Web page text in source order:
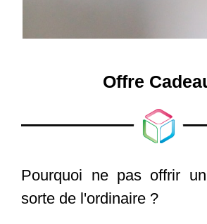
Offre
Pourquoi ne pas offrir
sorte de l'ordinaire ?